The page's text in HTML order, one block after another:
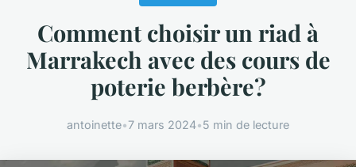
Comment choisir un riad à
Marrakech avec des cours de
poterie berbère?
antoinette•7 mars 2024•5 min de lecture